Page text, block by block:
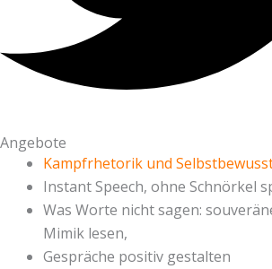
Angebote
Kampfrhetorik und
Instant Speech, ohne Schnörkel
Was Worte nicht sagen:
Mimik lesen,
Gespräche positiv gestalten